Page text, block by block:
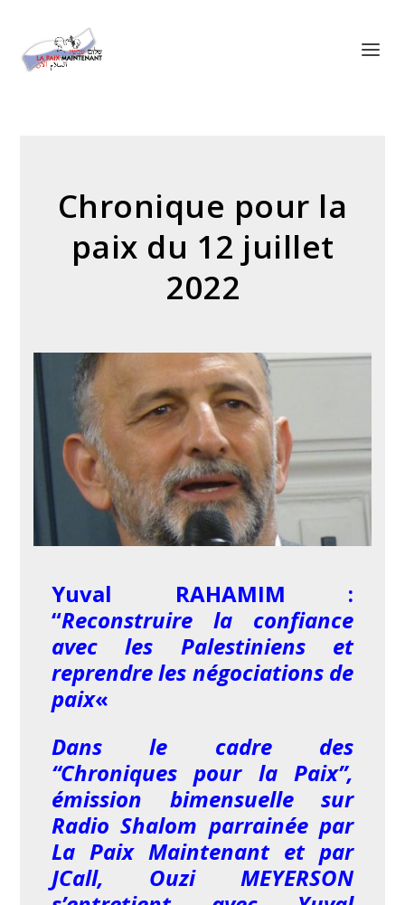
Chronique pour la
paix du 12 juillet
2022
Yuval RAHAMIM :
“Reconstruire la confiance
avec les Palestiniens et
reprendre les négociations de
paix«
Dans le cadre des
“Chroniques pour la Paix”,
émission bimensuelle sur
Radio Shalom parrainée par
La Paix Maintenant et par
JCall, Ouzi MEYERSON